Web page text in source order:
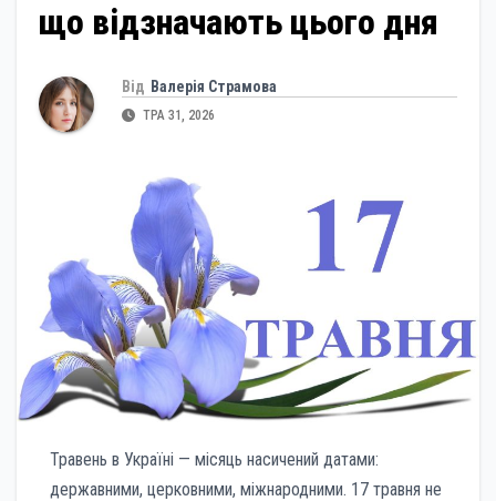
що відзначають цього дня
Від Валерія Страмова
ТРА 31, 2026
Травень в Україні — місяць насичений датами:
державними, церковними, міжнародними. 17 травня не